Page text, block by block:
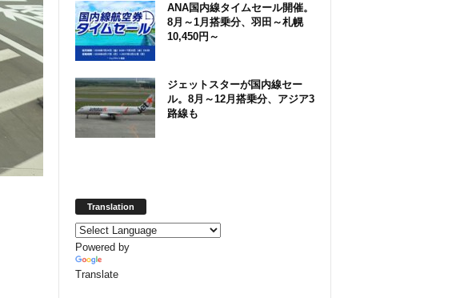
ANA国内線タイムセール開催。
8月～1月搭乗分、羽田～札幌
10,450円～
ジェットスターが国内線セー
ル。8月～12月搭乗分、アジア3
路線も
Translation
Powered by
Translate